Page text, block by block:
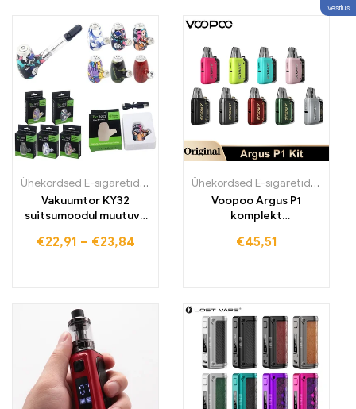
Ühekordsed E-sigaretid
,Ühekordsed E-sigaretid Eestis,
Vakuumtor KY32
suitsumoodul muutuva
€22,91 – €23,84
Ühekordsed E-sigaretid
,
Voopoo Argus P1
komplekt
€45,51
Vestlus